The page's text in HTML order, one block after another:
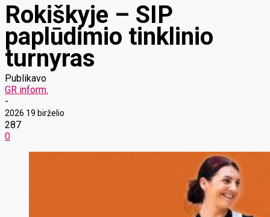
Rokiškyje – SIP
paplūdimio tinklinio
turnyras
Publikavo
GR inform.
-
2026 19 birželio
287
0